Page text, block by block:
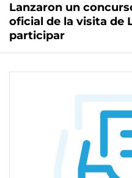
Lanzaron un
oficial de la visita de
participar